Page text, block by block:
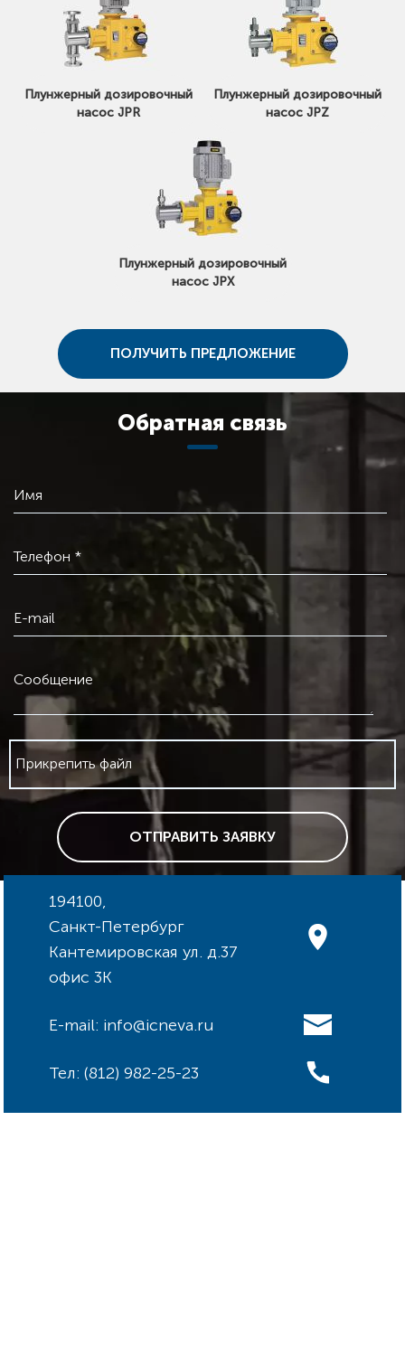
Плунжерный дозировочный
насос JPR
Плунжерный дозировочный
насос JPZ
Плунжерный дозировочный
насос JPX
ПОЛУЧИТЬ ПРЕДЛОЖЕНИЕ
Обратная связь
Имя
Телефон *
E-mail
Сообщение
Прикрепить файл
ОТПРАВИТЬ ЗАЯВКУ
194100,
Санкт-Петербург
Кантемировская ул. д.37
офис 3К
E-mail: info@icneva.ru
Тел: (812) 982-25-23